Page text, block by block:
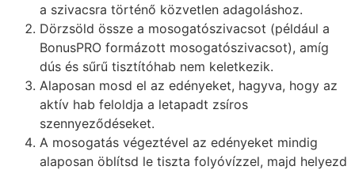
a szivacsra történő közvetlen adagoláshoz.
Dörzsöld össze a mosogatószivacsot (például a
BonusPRO formázott mosogatószivacsot), amíg
dús és sűrű tisztítóhab nem keletkezik.
Alaposan mosd el az edényeket, hagyva, hogy az
aktív hab feloldja a letapadt zsíros
szennyeződéseket.
A mosogatás végeztével az edényeket mindig
alaposan öblítsd le tiszta folyóvízzel, majd helyezd